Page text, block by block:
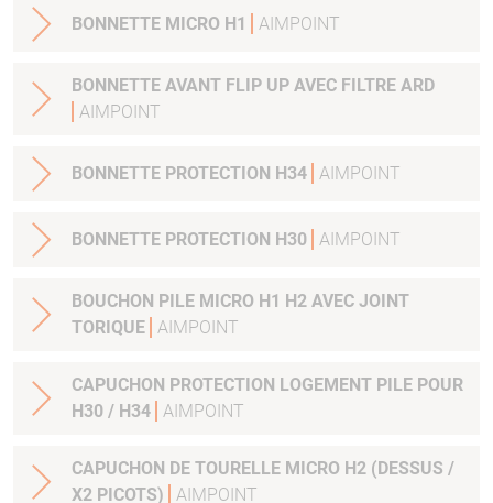
BONNETTE MICRO H1 AIMPOINT
BONNETTE AVANT FLIP UP AVEC FILTRE ARD
AIMPOINT
BONNETTE PROTECTION H34 AIMPOINT
BONNETTE PROTECTION H30 AIMPOINT
BOUCHON PILE MICRO H1 H2 AVEC JOINT
TORIQUE AIMPOINT
CAPUCHON PROTECTION LOGEMENT PILE POUR
H30 / H34 AIMPOINT
CAPUCHON DE TOURELLE MICRO H2 (DESSUS /
X2 PICOTS)
AIMPOINT